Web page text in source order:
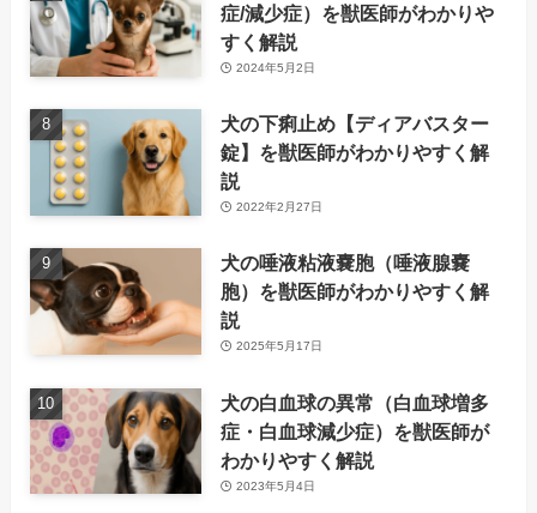
症/減少症）を獣医師がわかりや
すく解説
2024年5月2日
犬の下痢止め【ディアバスター
錠】を獣医師がわかりやすく解
説
2022年2月27日
犬の唾液粘液嚢胞（唾液腺嚢
胞）を獣医師がわかりやすく解
説
2025年5月17日
犬の白血球の異常（白血球増多
症・白血球減少症）を獣医師が
わかりやすく解説
2023年5月4日